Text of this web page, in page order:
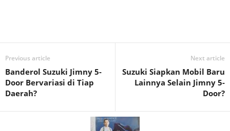
Previous article
Banderol Suzuki Jimny 5-
Door Bervariasi di Tiap
Daerah?
Next article
Suzuki Siapkan Mobil Baru
Lainnya Selain Jimny 5-
Door?